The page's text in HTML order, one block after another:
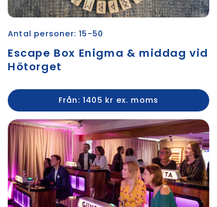
Antal personer: 15-50
Escape Box Enigma & middag vid
Hötorget
Från: 1405 kr ex. moms